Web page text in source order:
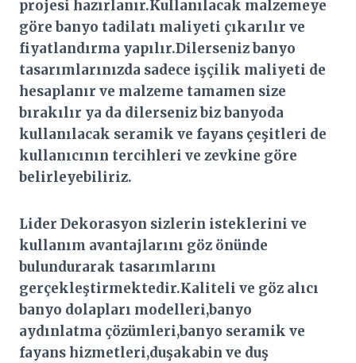
projesi hazırlanır.Kullanılacak malzemeye
göre banyo tadilatı maliyeti çıkarılır ve
fiyatlandırma yapılır.Dilerseniz banyo
tasarımlarınızda sadece işçilik maliyeti de
hesaplanır ve malzeme tamamen size
bırakılır ya da dilerseniz biz banyoda
kullanılacak seramik ve fayans çeşitleri de
kullanıcının tercihleri ve zevkine göre
belirleyebiliriz.
Lider Dekorasyon sizlerin isteklerini ve
kullanım avantajlarını göz önünde
bulundurarak tasarımlarını
gerçekleştirmektedir.Kaliteli ve göz alıcı
banyo dolapları modelleri,banyo
aydınlatma çözümleri,banyo seramik ve
fayans hizmetleri,duşakabin ve duş